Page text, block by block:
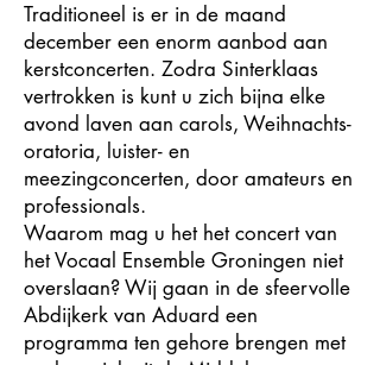
Traditioneel is er in de maand
december een enorm aanbod aan
kerstconcerten. Zodra Sinterklaas
vertrokken is kunt u zich bijna elke
avond laven aan carols, Weihnachts-
oratoria, luister- en
meezingconcerten, door amateurs en
professionals.
Waarom mag u het het concert van
het Vocaal Ensemble Groningen niet
overslaan? Wij gaan in de sfeervolle
Abdijkerk van Aduard een
programma ten gehore brengen met